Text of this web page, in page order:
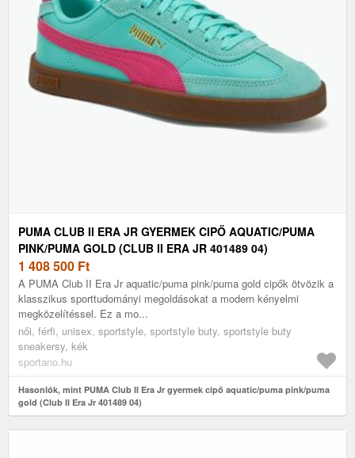
PUMA CLUB II ERA JR GYERMEK CIPŐ AQUATIC/PUMA
PINK/PUMA GOLD (CLUB II ERA JR 401489 04)
1 408 500 Ft
A PUMA Club II Era Jr aquatic/puma pink/puma gold cipők ötvözik a
klasszikus sporttudományi megoldásokat a modern kényelmi
megközelítéssel. Ez a mo...
női, férfi, unisex, sportstyle, sportstyle buty, sportstyle buty
sneakersy, kék
sportano.hu
Hasonlók, mint PUMA Club II Era Jr gyermek cipő aquatic/puma pink/puma
gold (Club II Era Jr 401489 04)